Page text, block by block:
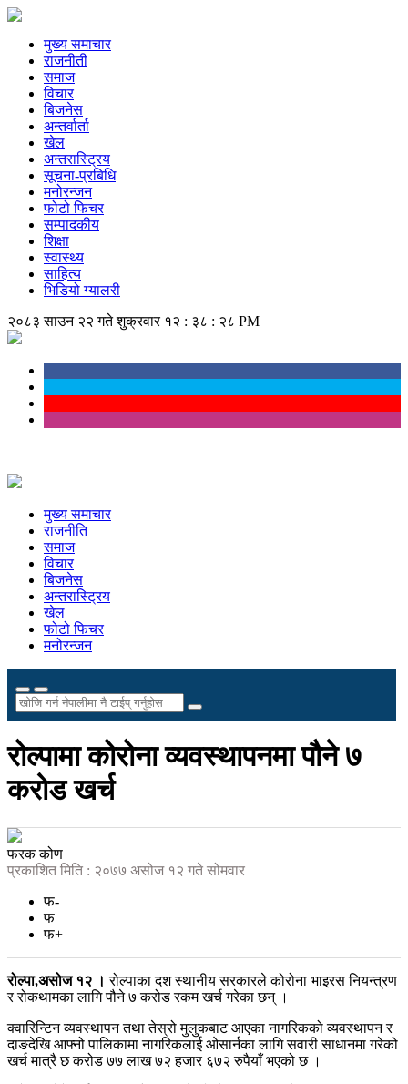
मुख्य समाचार
राजनीती
समाज
विचार
बिजनेस
अन्तर्वार्ता
खेल
अन्तरास्ट्रिय
सूचना-प्रबिधि
मनोरन्जन
फोटो फिचर
सम्पादकीय
शिक्षा
स्वास्थ्य
साहित्य
भिडियो ग्यालरी
२०८३ साउन २२ गते शुक्रवार १२ : ३८ : २९ PM
मुख्य समाचार
राजनीति
समाज
विचार
बिजनेस
अन्तरास्ट्रिय
खेल
फोटो फिचर
मनोरन्जन
रोल्पामा कोरोना व्यवस्थापनमा पौने ७
करोड खर्च
फरक कोण
प्रकाशित मिति : २०७७ असोज १२ गते सोमवार
फ-
फ
फ+
रोल्पा,असोज १२ । रोल्पाका दश स्थानीय सरकारले कोरोना भाइरस नियन्त्रण
र रोकथामका लागि पौने ७ करोड रकम खर्च गरेका छन् ।
क्वारिन्टिन व्यवस्थापन तथा तेस्रो मुलुकबाट आएका नागरिकको व्यवस्थापन र
दाङदेखि आफ्नो पालिकामा नागरिकलाई ओसार्नका लागि सवारी साधानमा गरेको
खर्च मात्रै छ करोड ७७ लाख ७२ हजार ६७२ रुपैयाँ भएको छ ।